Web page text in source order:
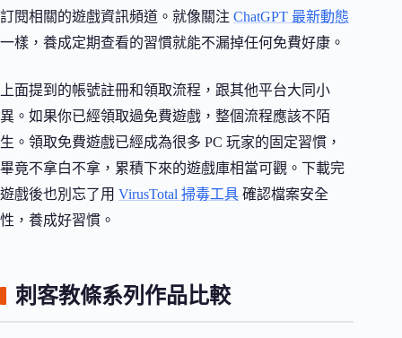
訂閱相關的遊戲資訊頻道。就像關注 ChatGPT 最新動態
一樣，養成定期查看的習慣就能不漏掉任何免費好康。
上面提到的帳號註冊和領取流程，跟其他平台大同小
異。如果你已經領取過免費遊戲，整個流程應該不陌
生。領取免費遊戲已經成為很多 PC 玩家的固定習慣，
畢竟不拿白不拿，累積下來的遊戲庫相當可觀。下載完
遊戲後也別忘了用 VirusTotal 掃毒工具 確認檔案安全
性，養成好習慣。
刺客教條系列作品比較